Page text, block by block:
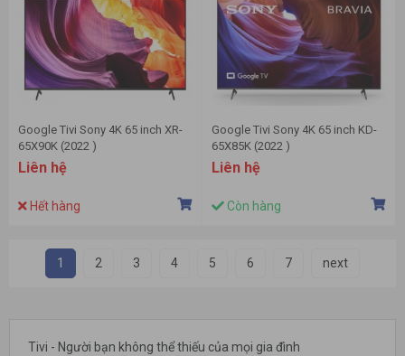
Google Tivi Sony 4K 65 inch XR-
65X90K (2022 )
Liên hệ
Hết hàng
Google Tivi Sony 4K 65 inch KD-
65X85K (2022 )
Liên hệ
Còn hàng
1 2 3 4 5 6 7 next
Tivi - Người bạn không thể thiếu của mọi gia đình